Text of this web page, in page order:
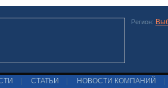
Регион:
СТАТЬИ НОВОСТИ КОМПАНИЙ